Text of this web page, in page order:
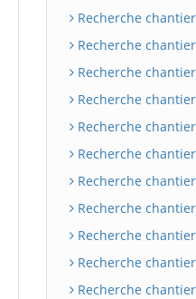
Recherche
Recherche
Recherche
Recherche
Recherche
Recherche
Recherche
Recherche
Recherche
Recherche
Recherche